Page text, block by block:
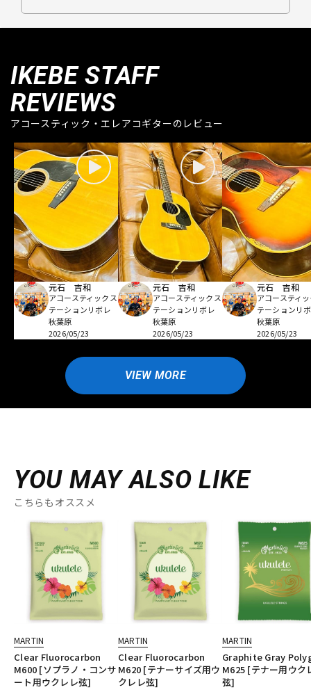
IKEBE STAFF
REVIEWS
アコースティック・エレアコギターのレビュー
元石 吉和
アコースティックス
テーションリボレ
秋葉原
2026/05/23
元石 吉和
アコースティックス
テーションリボレ
秋葉原
2026/05/23
元石 吉和
アコースティ
テーションリ
秋葉原
2026/05/23
VIEW MORE
YOU MAY ALSO LIKE
こちらもオススメ
MARTIN
Clear Fluorocarbon
M600 [ソプラノ・コンサ
ート用ウクレレ弦]
MARTIN
Clear Fluorocarbon
M620 [テナーサイズ用ウ
クレレ弦]
MARTIN
Graphite Gray
M625 [テナー用ウク
弦]